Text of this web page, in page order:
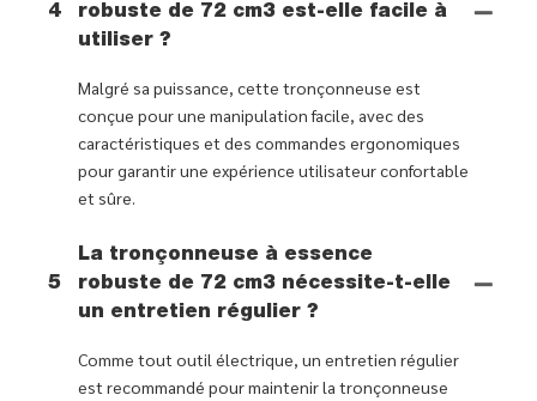
4
robuste de 72 cm3 est-elle facile à
utiliser ?
Malgré sa puissance, cette tronçonneuse est
conçue pour une manipulation facile, avec des
caractéristiques et des commandes ergonomiques
pour garantir une expérience utilisateur confortable
et sûre.
5
La tronçonneuse à essence
robuste de 72 cm3 nécessite-t-elle
un entretien régulier ?
Comme tout outil électrique, un entretien régulier
est recommandé pour maintenir la tronçonneuse